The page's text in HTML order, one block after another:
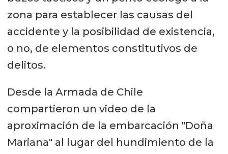
zona para establecer las causas del
accidente y la posibilidad de existencia,
o no, de elementos constitutivos de
delitos.
Desde la Armada de Chile
compartieron un video de la
aproximación de la embarcación "Doña
Mariana" al lugar del hundimiento de la